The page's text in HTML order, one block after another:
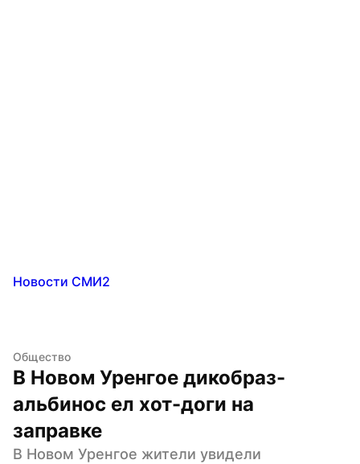
Новости СМИ2
Общество
В Новом Уренгое дикобраз-
альбинос ел хот-доги на
заправке
В Новом Уренгое жители увидели